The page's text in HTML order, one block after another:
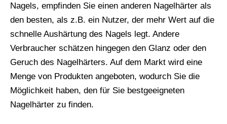
Nagels, empfinden Sie einen anderen Nagelhärter als
den besten, als z.B. ein Nutzer, der mehr Wert auf die
schnelle Aushärtung des Nagels legt. Andere
Verbraucher schätzen hingegen den Glanz oder den
Geruch des Nagelhärters. Auf dem Markt wird eine
Menge von Produkten angeboten, wodurch Sie die
Möglichkeit haben, den für Sie bestgeeigneten
Nagelhärter zu finden.